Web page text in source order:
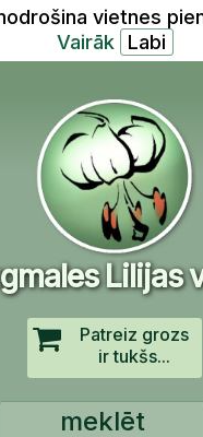
vietnes
Vairāk
Lilijas
Patreiz grozs
ir tukšs...